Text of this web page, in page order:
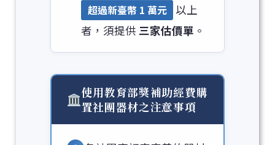
超過新臺幣 1 萬元 以上
者，須提供 三家估價單 。
使用教育部獎補助經費購
置社團器材之注意事項